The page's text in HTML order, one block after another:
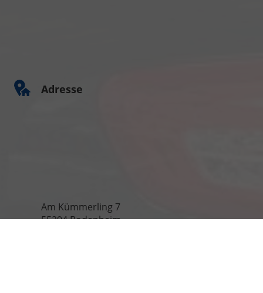
Adresse
Am Kümmerling 7
55294 Bodenheim